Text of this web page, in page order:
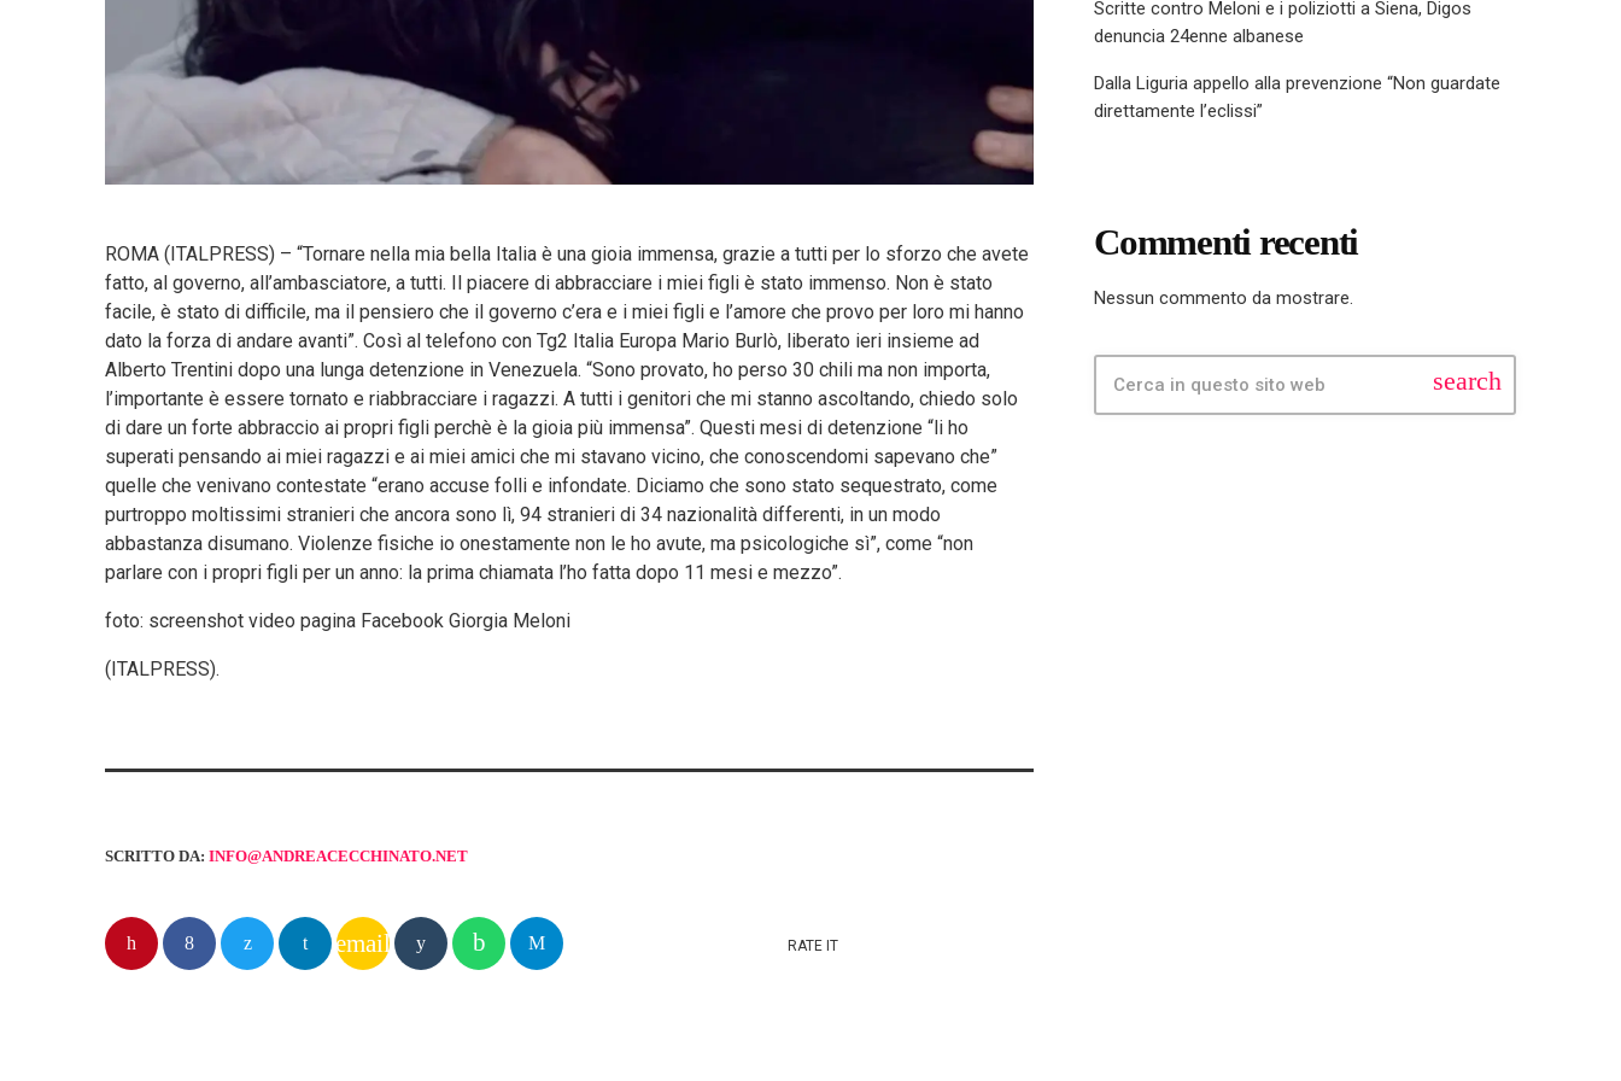
ROMA (ITALPRESS) – “Tornare nella mia bella Italia è una gioia immensa, grazie a tutti per lo sforzo che avete
fatto, al governo, all’ambasciatore, a tutti. Il piacere di abbracciare i miei figli è stato immenso. Non è stato
facile, è stato di difficile, ma il pensiero che il governo c’era e i miei figli e l’amore che provo per loro mi hanno
dato la forza di andare avanti”. Così al telefono con Tg2 Italia Europa Mario Burlò, liberato ieri insieme ad
Alberto Trentini dopo una lunga detenzione in Venezuela. “Sono provato, ho perso 30 chili ma non importa,
l’importante è essere tornato e riabbracciare i ragazzi. A tutti i genitori che mi stanno ascoltando, chiedo solo
di dare un forte abbraccio ai propri figli perchè è la gioia più immensa”. Questi mesi di detenzione “li ho
superati pensando ai miei ragazzi e ai miei amici che mi stavano vicino, che conoscendomi sapevano che”
quelle che venivano contestate “erano accuse folli e infondate. Diciamo che sono stato sequestrato, come
purtroppo moltissimi stranieri che ancora sono lì, 94 stranieri di 34 nazionalità differenti, in un modo
abbastanza disumano. Violenze fisiche io onestamente non le ho avute, ma psicologiche sì”, come “non
parlare con i propri figli per un anno: la prima chiamata l’ho fatta dopo 11 mesi e mezzo”.
foto: screenshot video pagina Facebook Giorgia Meloni
(ITALPRESS).
SCRITTO DA: INFO@ANDREACECCHINATO.NET
email RATE IT
Scritte contro Meloni e i poliziotti a Siena, Digos
denuncia 24enne albanese
Dalla Liguria appello alla prevenzione “Non guardate
direttamente l’eclissi”
Commenti recenti
Nessun commento da mostrare.
search